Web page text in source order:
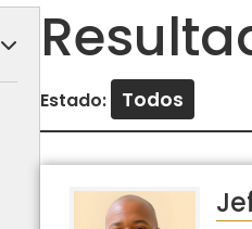
Estado: Todos